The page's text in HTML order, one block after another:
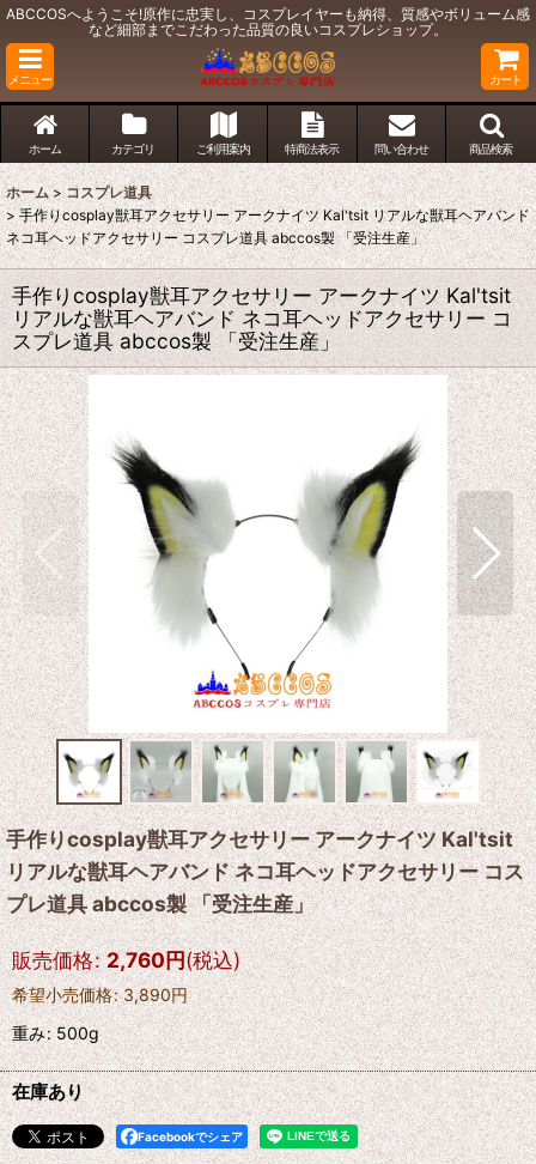
ABCCOSへようこそ!原作に忠実し、コスプレイヤーも納得、質感やボリューム感
など細部までこだわった品質の良いコスプレショップ。
メニュー カート
ホーム カテゴリ ご利用案内 特商法表示 問い合わせ 商品検索
ホーム > コスプレ道具
> 手作りcosplay獣耳アクセサリー アークナイツ Kal'tsit リアルな獣耳ヘアバンド
ネコ耳ヘッドアクセサリー コスプレ道具 abccos製 「受注生産」
手作りcosplay獣耳アクセサリー アークナイツ Kal'tsit
リアルな獣耳ヘアバンド ネコ耳ヘッドアクセサリー コ
スプレ道具 abccos製 「受注生産」
手作りcosplay獣耳アクセサリー アークナイツ Kal'tsit
リアルな獣耳ヘアバンド ネコ耳ヘッドアクセサリー コス
プレ道具 abccos製 「受注生産」
販売価格: 2,760円(税込)
希望小売価格: 3,890円
重み:500g
在庫あり
Facebookでシェア